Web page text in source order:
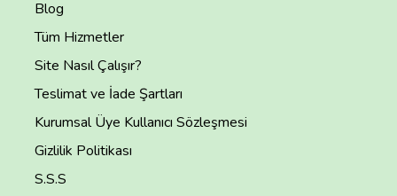
Blog
Tüm Hizmetler
Site Nasıl Çalışır?
Teslimat ve İade Şartları
Kurumsal Üye Kullanıcı Sözleşmesi
Gizlilik Politikası
S.S.S